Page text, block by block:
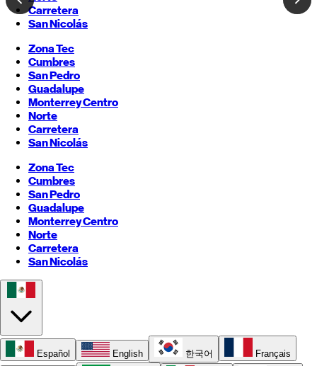
Carretera
San Nicolás
Zona Tec
Cumbres
San Pedro
Guadalupe
MonterreyCentro
Norte
Carretera
San Nicolás
Zona Tec
Cumbres
San Pedro
Guadalupe
MonterreyCentro
Norte
Carretera
San Nicolás
Español English 한국어 Français